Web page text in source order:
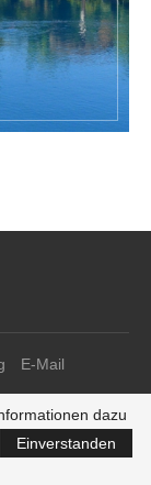
E-Mail
♥
dazu
Einverstanden